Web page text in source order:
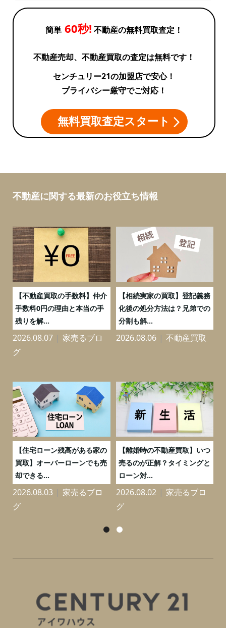
簡単 60秒! 不動産の無料買取査定！
不動産売却、不動産買取の査定は無料です！
センチュリー21の加盟店で安心！
プライバシー厳守でご対応！
無料買取査定スタート
不動産に関する最新のお役立ち情報
【不動産買取の手数料】仲介
手数料0円の理由と本当の手
残りを解...
2026.08.07
家売るブロ
グ
【相続実家の買取】登記義務
化後の処分方法は？兄弟での
分割も解...
2026.08.06 不動産買取
【住宅ローン残高がある家の
買取】オーバーローンでも売
却できる...
2026.08.03
家売るブロ
グ
【離婚時の不動産買取】いつ
売るのが正解？タイミングと
ローン対...
2026.08.02
家売るブロ
グ